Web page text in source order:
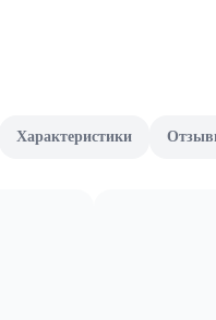
Характеристики